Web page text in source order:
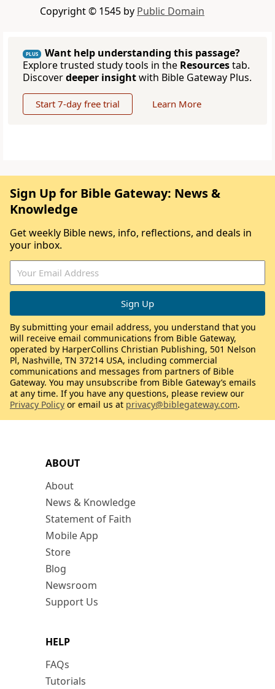
Copyright © 1545 by Public Domain
PLUS
Want help understanding this passage?
Explore trusted study tools in the Resourcestab.
Discoverdeeper insightwith Bible Gateway Plus.
Start 7-day free trial Learn More
ABOUT
About
News & Knowledge
Statement of Faith
Mobile App
Store
Blog
Newsroom
Support Us
HELP
FAQs
Tutorials
Sign Up for Bible Gateway: News &
Knowledge
Get weekly Bible news, info, reflections, and deals in
your inbox.
By submitting your email address, you understand that you
will receive email communications from Bible Gateway,
operated by HarperCollins Christian Publishing, 501 Nelson
Pl, Nashville, TN 37214 USA, including commercial
communications and messages from partners of Bible
Gateway. You may unsubscribe from Bible Gateway’s emails
at any time. If you have any questions, please review our
Privacy Policy or email us at privacy@biblegateway.com.